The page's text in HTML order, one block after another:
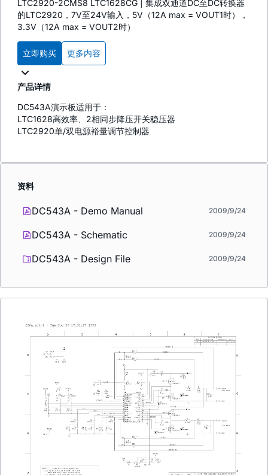
LTC2920-2CMS8 LTC1628CG | 集成双通道DC至DC转换器
的LTC2920，7V至24V输入，5V（12A max = VOUT1时），
3.3V（12A max = VOUT2时）
立即购买 更多内容
产品详情
DC543A演示板适用于：
LTC1628高效率、2相同步降压开关稳压器
LTC2920单/双电源裕量调节控制器
资料
DC543A - Demo Manual 2009/9/24
DC543A - Schematic 2009/9/24
DC543A - Design File 2009/9/24